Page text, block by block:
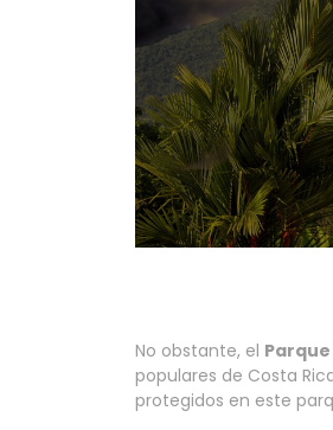
No obstante, el
populares de Costa
protegidos en este